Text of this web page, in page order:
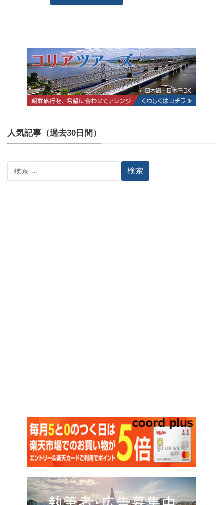
人気記事（過去30日間）